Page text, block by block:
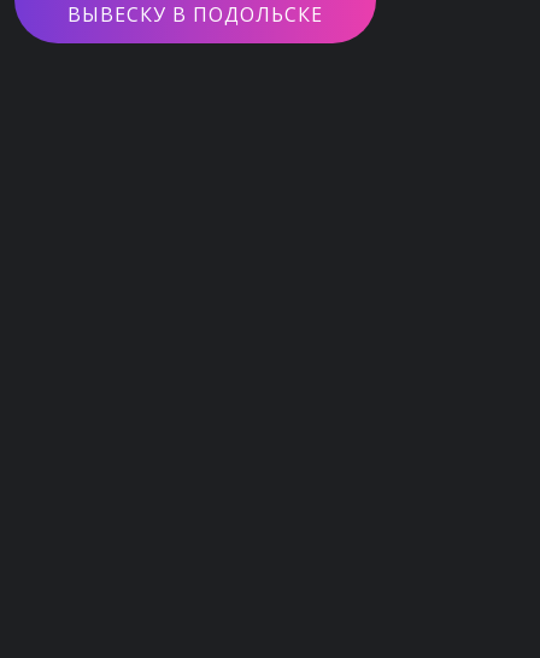
ВЫВЕСКУ В ПОДОЛЬСКЕ